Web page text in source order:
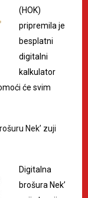
(HOK)
pripremila je
besplatni
digitalni
kalkulator
će svim
Nek’ zuji
Digitalna
brošura Nek’